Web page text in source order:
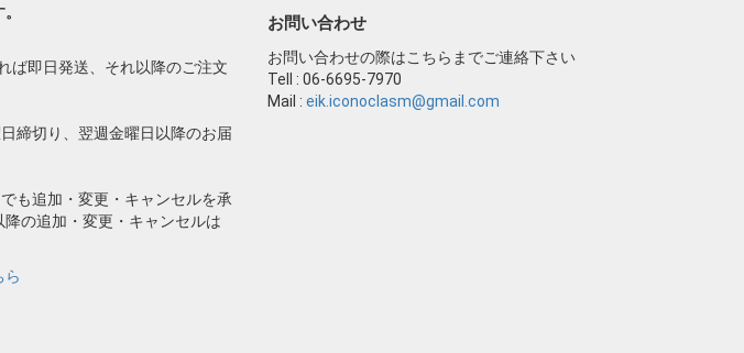
ば即日発送、それ以降のご注文
締切り、翌週金曜日以降のお届
も追加・変更・キャンセルを承
の追加・変更・キャンセルは
ら
お問い合わせ
お問い合わせの際はこちらまでご連絡下さい
Tell : 06-6695-7970
Mail : eik.iconoclasm@gmail.com